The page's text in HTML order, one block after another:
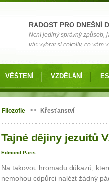
RADOST PRO DNEŠNÍ
Není jediný správný způsob,
vás vybrat si cokoliv, co vám
VĚŠTENÍ VZDĚLÁNÍ
Jste zde
Filozofie >> Křesťanství
Tajné dějiny jezuitů
Edmond Paris
Na takovou hromadu důkazů,
nemohou odpůrci nalézt žádný